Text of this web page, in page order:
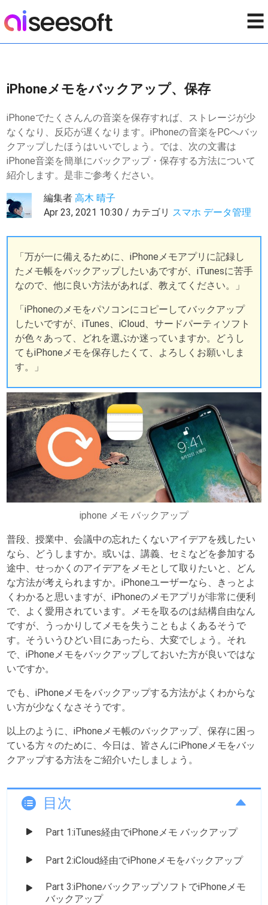
☰
iPhoneメモをバックアップ、保存
iPhoneでたくさんんの音楽を保存すれば、ストレージが少
なくなり、反応が遅くなります。iPhoneの音楽をPCへバッ
クアップしたほうはいいでしょう。では、次の文書は
iPhone音楽を簡単にバックアップ・保存する方法について
紹介します。是非ご参考ください。
編集者高木 晴子
Apr 23, 2021 10:30 / カテゴリ スマホ データ管理
「万が一に備えるために、iPhoneメモアプリに記録し
たメモ帳をバックアップしたいあですが、iTunesに苦手
なので、他に良い方法があれば、教えてください。」
「iPhoneのメモをパソコンにコピーしてバックアップ
したいですが、iTunes、iCloud、サードパーティソフト
が色々あって、どれを選ぶか迷っていますか。どうし
てもiPhoneメモを保存したくて、よろしくお願いしま
す。」
iphone メモ バックアップ
普段、授業中、会議中の忘れたくないアイデアを残したい
なら、どうしますか。或いは、講義、セミなどを参加する
途中、せっかくのアイデアをメモとして取りたいと、どん
な方法が考えられますか。iPhoneユーザーなら、きっとよ
くわかると思いますが、iPhoneのメモアプリが非常に便利
で、よく愛用されています。メモを取るのは結構自由なん
ですが、うっかりしてメモを失うこともよくあるそうで
す。そういうひどい目にあったら、大変でしょう。それ
で、iPhoneメモをバックアップしておいた方が良いではな
いですか。
でも、iPhoneメモをバックアップする方法がよくわからな
い方が少なくなさそうです。
以上のように、iPhoneメモ帳のバックアップ、保存に困っ
ている方々のために、今日は、皆さんにiPhoneメモをバッ
クアップする方法をご紹介いたしましょう。
目次
Part 1:iTunes経由でiPhoneメモ バックアップ
Part 2:iCloud経由でiPhoneメモをバックアップ
Part 3:iPhoneバックアップソフトでiPhoneメモ
バックアップ